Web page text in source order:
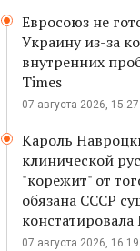
Евросоюз не
Украину из-за
внутренних
Times
07 августа 2026, 15:27
Кароль
клинической
"корежит" от
обязана СССР
07 августа 2026, 16:19